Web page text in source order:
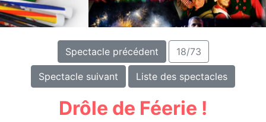
Spectacle précédent 18/73
Spectacle suivant Liste des spectacles
Drôle de Féerie !